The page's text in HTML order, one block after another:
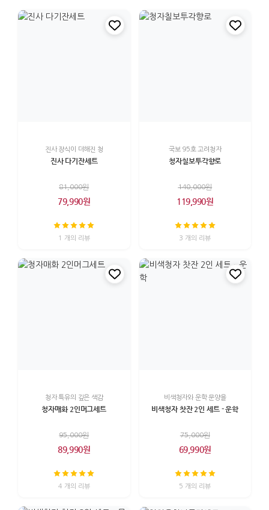
진사 장식이 더해진 청
진사 다기잔세트
81,000원
79,990원
1 개의 리뷰
국보 95호 고려청자
청자칠보투각향로
140,000원
119,990원
3 개의 리뷰
청자 특유의 깊은 색감
청자매화 2인머그세트
95,000원
89,990원
4 개의 리뷰
비색청자와 운학 문양을
비색청자 찻잔 2인 세트 - 운학
75,000원
69,990원
5 개의 리뷰